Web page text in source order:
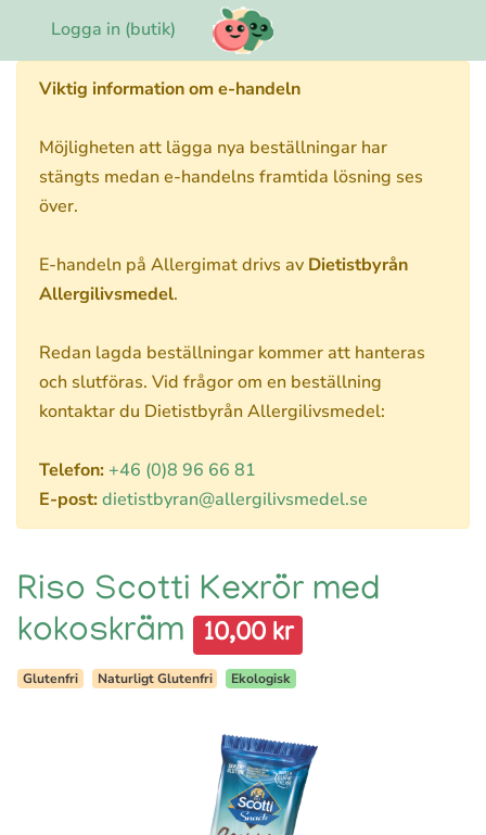
Logga in (butik)
Viktig information om e-handeln
Möjligheten att lägga nya beställningar har
stängts medan e-handelns framtida lösning ses
över.
E-handeln på Allergimat drivs av Dietistbyrån
Allergilivsmedel.
Redan lagda beställningar kommer att hanteras
och slutföras. Vid frågor om en beställning
kontaktar du Dietistbyrån Allergilivsmedel:
Telefon: +46 (0)8 96 66 81
E-post:dietistbyran@allergilivsmedel.se
Riso Scotti Kexrör med
kokoskräm
10,00 kr
Glutenfri Naturligt Glutenfri Ekologisk